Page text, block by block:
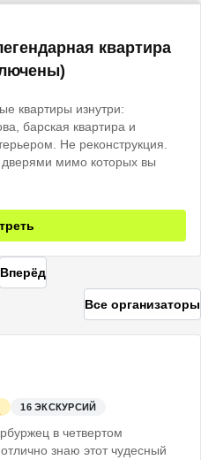
квартира
квартиры изнутри:
барская квартира и
Не реконструкция.
мимо которых вы
Вперёд
Все организаторы
16ЭКСКУРСИЙ
в четвертом
знаю этот чудесный